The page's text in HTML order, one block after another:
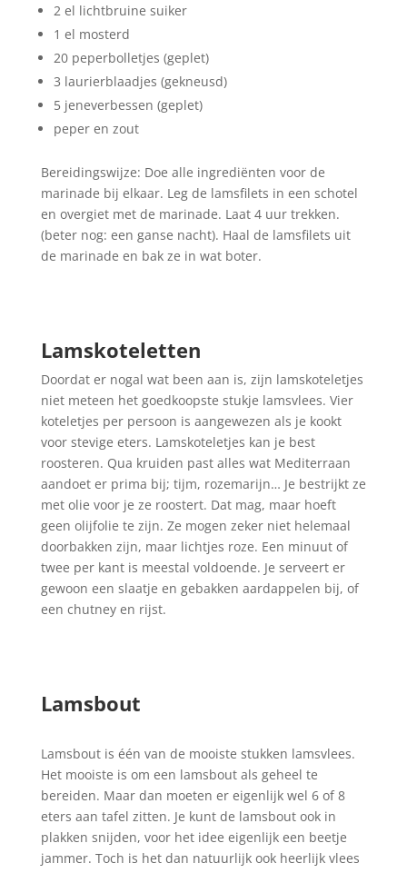
2 el lichtbruine suiker
1 el mosterd
20 peperbolletjes (geplet)
3 laurierblaadjes (gekneusd)
5 jeneverbessen (geplet)
peper en zout
Bereidingswijze: Doe alle ingrediënten voor de
marinade bij elkaar. Leg de lamsfilets in een schotel
en overgiet met de marinade. Laat 4 uur trekken.
(beter nog: een ganse nacht). Haal de lamsfilets uit
de marinade en bak ze in wat boter.
Lamskoteletten
Doordat er nogal wat been aan is, zijn lamskoteletjes
niet meteen het goedkoopste stukje lamsvlees. Vier
koteletjes per persoon is aangewezen als je kookt
voor stevige eters. Lamskoteletjes kan je best
roosteren. Qua kruiden past alles wat Mediterraan
aandoet er prima bij; tijm, rozemarijn… Je bestrijkt ze
met olie voor je ze roostert. Dat mag, maar hoeft
geen olijfolie te zijn. Ze mogen zeker niet helemaal
doorbakken zijn, maar lichtjes roze. Een minuut of
twee per kant is meestal voldoende. Je serveert er
gewoon een slaatje en gebakken aardappelen bij, of
een chutney en rijst.
Lamsbout
Lamsbout is één van de mooiste stukken lamsvlees.
Het mooiste is om een lamsbout als geheel te
bereiden. Maar dan moeten er eigenlijk wel 6 of 8
eters aan tafel zitten. Je kunt de lamsbout ook in
plakken snijden, voor het idee eigenlijk een beetje
jammer. Toch is het dan natuurlijk ook heerlijk vlees